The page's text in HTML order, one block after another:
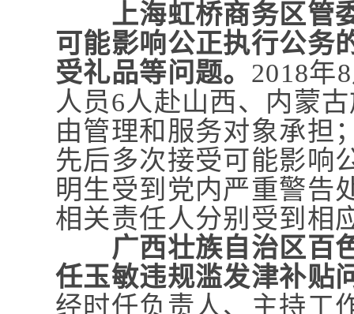
上海虹桥商务区管
可能影响公正执行公务
受礼品等问题。 2018年
人员6人赴山西、内蒙
由管理和服务对象承担
先后多次接受可能影响
明生受到党内严重警告
相关责任人分别受到相
广西壮族自治区百
任玉敏违规滥发津补贴
经时任负责人、主持工